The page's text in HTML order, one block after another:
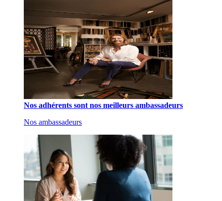
Nos adhérents sont nos meilleurs ambassadeurs
Nos ambassadeurs